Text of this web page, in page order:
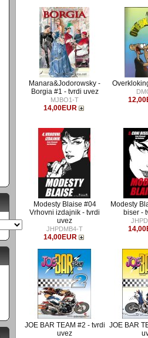
Manara&Jodorowsky -
Borgia #1 - tvrdi uvez
MJBO1-T
14,00EUR
Modesty Blaise #04
Vrhovni izdajnik - tvrdi
uvez
JHPDMB4-T
14,00EUR
Modesty
biser -
JOE BAR TEAM #2 - tvrdi
uvez
JOE BAR